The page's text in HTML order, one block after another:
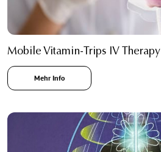
Mobile Vitamin-Trips IV Therapy
Mehr Info